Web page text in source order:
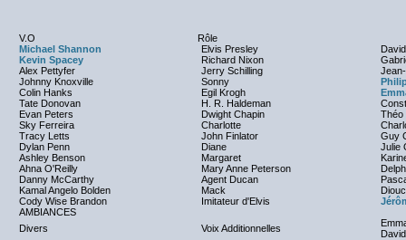
V.O
Rôle
Michael Shannon
Elvis Presley
Kevin Spacey
Richard Nixon
Alex Pettyfer
Jerry Schilling
Johnny Knoxville
Sonny
Colin Hanks
Egil Krogh
Tate Donovan
H. R. Haldeman
Evan Peters
Dwight Chapin
Théo
Sky Ferreira
Charlotte
Tracy Letts
John Finlator
Guy
Dylan Penn
Diane
Julie
Ashley Benson
Margaret
Ahna O'Reilly
Mary Anne Peterson
Danny McCarthy
Agent Ducan
Kamal Angelo Bolden
Mack
Cody Wise Brandon
Imitateur d'Elvis
AMBIANCES
Divers
Voix Additionnelles